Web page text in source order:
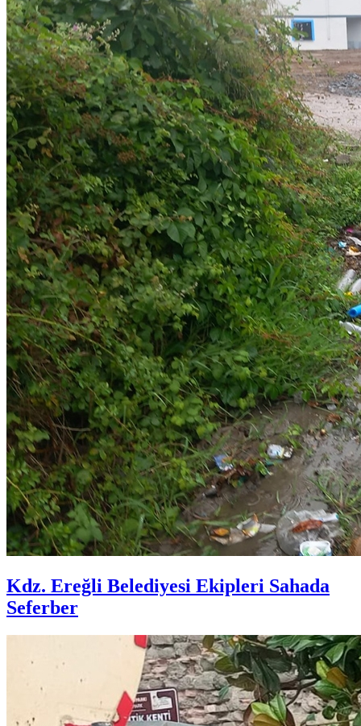
Kdz. Ereğli Belediyesi Ekipleri Sahada
Seferber